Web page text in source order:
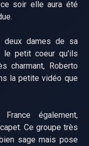
soir elle aura été
deux dames de sa
le petit coeur qu'ils
charmant, Roberto
la petite vidéo que
également,
Ce groupe très
sage mais pose